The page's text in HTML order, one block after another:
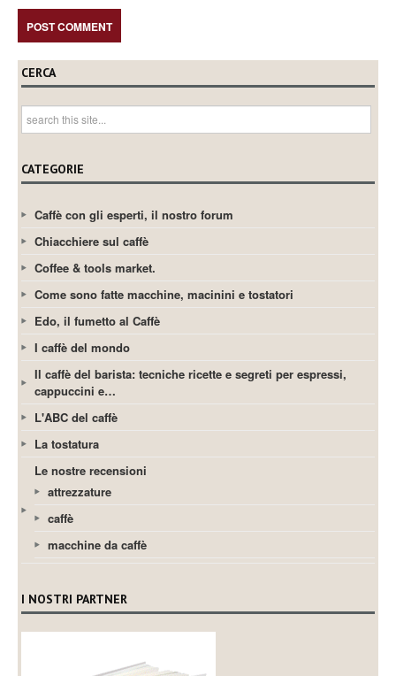
CERCA
CATEGORIE
Caffè con gli esperti, il nostro forum
Chiacchiere sul caffè
Coffee & tools market.
Come sono fatte macchine, macinini e tostatori
Edo, il fumetto al Caffè
I caffè del mondo
Il caffè del barista: tecniche ricette e segreti per espressi,
cappuccini e…
L'ABC del caffè
La tostatura
Le nostre recensioni
attrezzature
caffè
macchine da caffè
I NOSTRI PARTNER